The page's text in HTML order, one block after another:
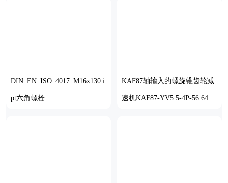
DIN_EN_ISO_4017_M16x130.i
pt六角螺栓
KAF87轴输入的螺旋锥齿轮减
速机KAF87-YV5.5-4P-56.64-M